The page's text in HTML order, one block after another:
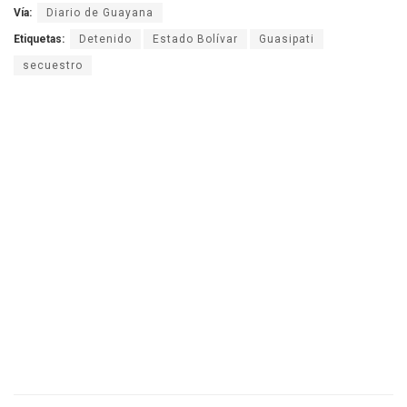
Vía: Diario de Guayana
Etiquetas: Detenido Estado Bolívar Guasipati
secuestro